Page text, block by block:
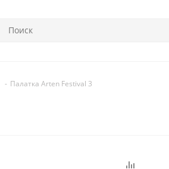
- Палатка Arten Festival 3